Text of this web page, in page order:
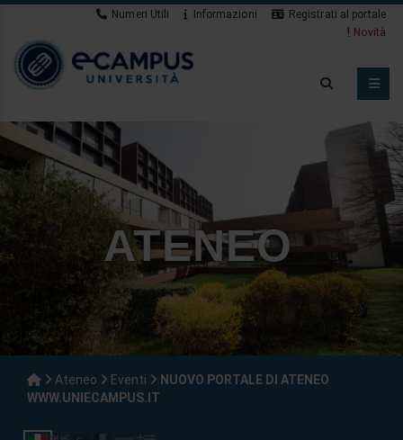
Numeri Utili Informazioni
Registrati al portale
Novità
ATENEO
Ateneo Eventi
NUOVO PORTALE DI ATENEO
WWW.UNIECAMPUS.IT